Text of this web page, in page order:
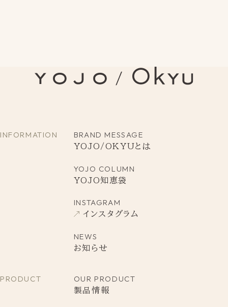
INFORMATION BRAND MESSAGE
YOJO/OKYUとは
YOJO COLUMN
YOJO知恵袋
INSTAGRAM
インスタグラム
NEWS
お知らせ
PRODUCT OUR PRODUCT
製品情報